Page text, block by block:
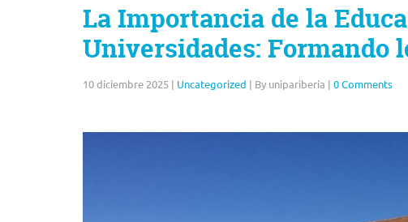
La Importancia de la
Universidades: Formando
10 diciembre 2025 | Uncategorized | By unipariberia | 0 Comments